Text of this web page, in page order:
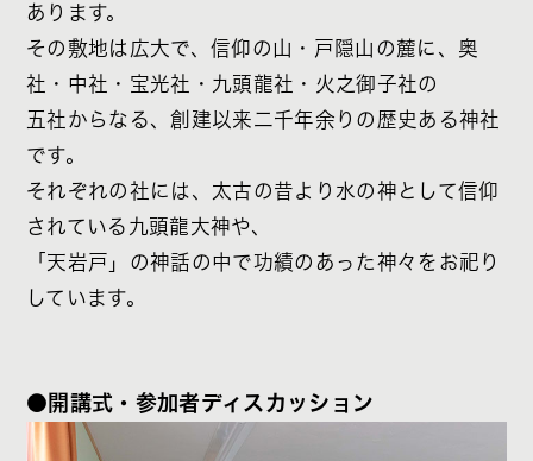
あります。
その敷地は広大で、信仰の山・戸隠山の麓に、奥
社・中社・宝光社・九頭龍社・火之御子社の
五社からなる、創建以来二千年余りの歴史ある神社
です。
それぞれの社には、太古の昔より水の神として信仰
されている九頭龍大神や、
「天岩戸」の神話の中で功績のあった神々をお祀り
しています。
●開講式・参加者ディスカッション